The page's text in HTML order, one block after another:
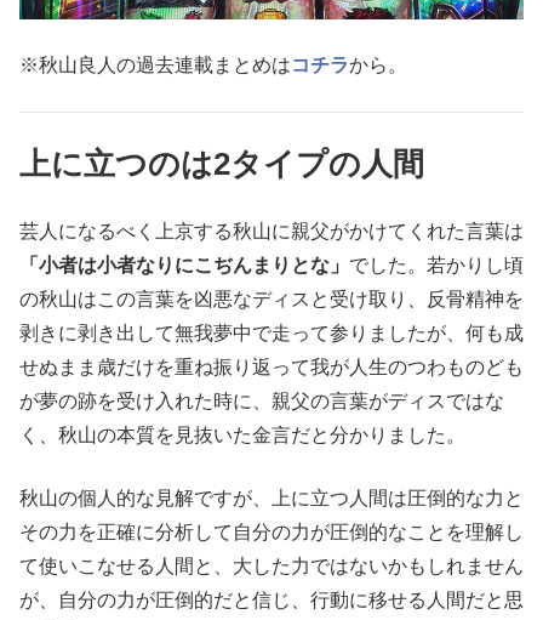
※秋山良人の過去連載まとめはコチラから。
上に立つのは2タイプの人間
芸人になるべく上京する秋山に親父がかけてくれた言葉は
「小者は小者なりにこぢんまりとな」 でした。若かりし頃
の秋山はこの言葉を凶悪なディスと受け取り、反骨精神を
剥きに剥き出して無我夢中で走って参りましたが、何も成
せぬまま歳だけを重ね振り返って我が人生のつわものども
が夢の跡を受け入れた時に、親父の言葉がディスではな
く、秋山の本質を見抜いた金言だと分かりました。
秋山の個人的な見解ですが、上に立つ人間は圧倒的な力と
その力を正確に分析して自分の力が圧倒的なことを理解し
て使いこなせる人間と、大した力ではないかもしれません
が、自分の力が圧倒的だと信じ、行動に移せる人間だと思